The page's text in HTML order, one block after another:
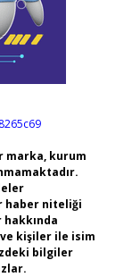
marka, kurum
haber niteliği
kişiler ile isim
bilgiler